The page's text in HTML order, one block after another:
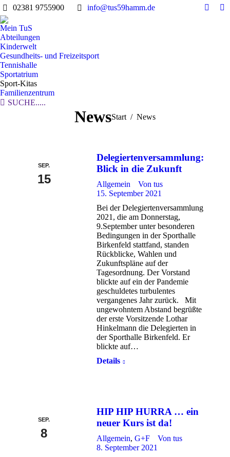
02381 9755900 info@tus59hamm.de
Mein TuS
Abteilungen
Kinderwelt
Gesundheits- und Freizeitsport
Tennishalle
Sportatrium
Sport-Kitas
Familienzentrum
Search:
SUCHE.....
NewsSie befinden sich
Start News
SEP.
15
Delegiertenversammlung:
Blick in die Zukunft
Allgemein Von tus
15. September 2021
Bei der Delegiertenversammlung
2021, die am Donnerstag,
9.September unter besonderen
Bedingungen in der Sporthalle
Birkenfeld stattfand, standen
Rückblicke, Wahlen und
Zukunftspläne auf der
Tagesordnung. Der Vorstand
blickte auf ein der Pandemie
geschuldetes turbulentes
vergangenes Jahr zurück. Mit
ungewohntem Abstand begrüßte
der erste Vorsitzende Lothar
Hinkelmann die Delegierten in
der Sporthalle Birkenfeld. Er
blickte auf…
Details
SEP.
8
HIP HIP HURRA … ein
neuer Kurs ist da!
Allgemein, G+F Von tus
8. September 2021